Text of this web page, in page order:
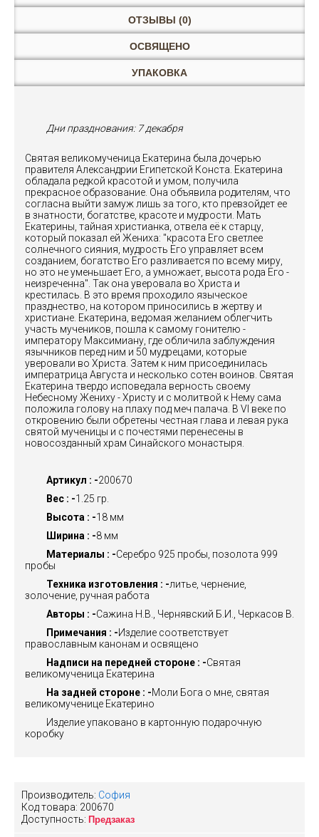
ОТЗЫВЫ (0)
ОСВЯЩЕНО
УПАКОВКА
Дни празднования: 7 декабря
Святая великомученица Екатерина была дочерью
правителя Александрии Египетской Конста. Екатерина
обладала редкой красотой и умом, получила
прекрасное образование. Она объявила родителям, что
согласна выйти замуж лишь за того, кто превзойдет ее
в знатности, богатстве, красоте и мудрости. Мать
Екатерины, тайная христианка, отвела её к старцу,
который показал ей Жениха: "красота Его светлее
солнечного сияния, мудрость Его управляет всем
созданием, богатство Его разливается по всему миру,
но это не уменьшает Его, а умножает, высота рода Его -
неизреченна". Так она уверовала во Христа и
крестилась. В это время проходило языческое
празднество, на котором приносились в жертву и
христиане. Екатерина, ведомая желанием облегчить
участь мучеников, пошла к самому гонителю -
императору Максимиану, где обличила заблуждения
язычников перед ним и 50 мудрецами, которые
уверовали во Христа. Затем к ним присоединилась
императрица Августа и несколько сотен воинов. Святая
Екатерина твердо исповедала верность своему
Небесному Жениху - Христу и с молитвой к Нему сама
положила голову на плаху под меч палача. В VI веке по
откровению были обретены честная глава и левая рука
святой мученицы и с почестями перенесены в
новосозданный храм Синайского монастыря.
Артикул : -200670
Вес : -1.25 гр.
Высота : -18 мм
Ширина : -8 мм
Материалы : -Серебро 925 пробы, позолота 999
пробы
Техника изготовления : -литье, чернение,
золочение, ручная работа
Авторы : -Сажина Н.В., Чернявский Б.И., Черкасов В.
Примечания : -Изделие соответствует
православным канонам и освящено
Надписи на передней стороне : -Святая
великомученица Екатерина
На задней стороне : -Моли Бога о мне, святая
великомученице Екатерино
Изделие упаковано в картонную подарочную
коробку
Производитель: София
Код товара: 200670
Доступность: Предзаказ